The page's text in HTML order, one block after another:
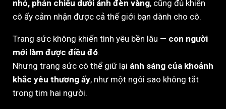
nhỏ, phản chiếu dưới ánh đèn vàng, cũng đủ khiến
cô ấy cảm nhận được cả thế giới bạn dành cho cô.
Trang sức không khiến tình yêu bền lâu — con người
mới làm được điều đó.
Nhưng trang sức có thể giữ lại ánh sáng của khoảnh
khắc yêu thương ấy, như một ngôi sao không tắt
trong tim hai người.